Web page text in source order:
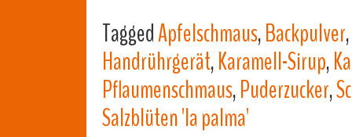
TaggedApfelschmaus,Backpulver,
Handrührgerät,Karamell-Sirup,
Pflaumenschmaus,Puderzucker,
Salzblüten 'la palma'